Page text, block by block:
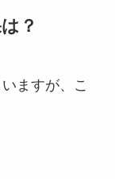
？
ますが、こ